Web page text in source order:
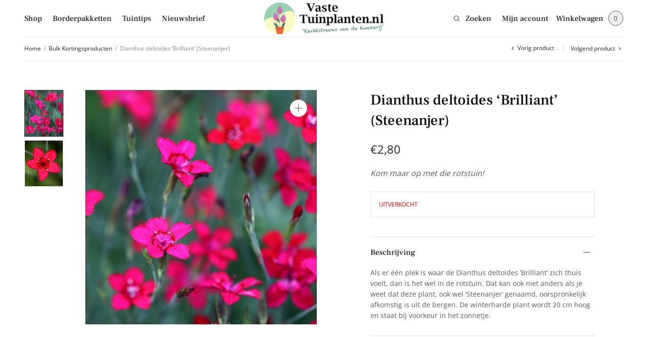
Shop Borderpakketten Tuintips Nieuwsbrief Zoeken Mijn account Winkelwagen 0
Home / Bulk Kortingsproducten / Dianthus deltoides ‘Brilliant’ (Steenanjer) Vorig product Volgend product
Dianthus deltoides ‘Brilliant’
(Steenanjer)
€2,80
Kom maar op met die rotstuin!
UITVERKOCHT
Beschrijving
Als er één plek is waar de Dianthus deltoides ‘Brilliant’ zich thuis
voelt, dan is het wel in de rotstuin. Dat kan ook niet anders als je
weet dat deze plant, ook wel ‘Steenanjer’ genaamd, oorspronkelijk
afkomstig is uit de bergen. De winterharde plant wordt 20 cm hoog
en staat bij voorkeur in het zonnetje.
Mis niet langer de laatste trends, ontvang handige tuin en planten tips & weetjes en blijf op de
hoogte van alle aanbiedingen in onze webshop
E-mailadres
Inschrijven